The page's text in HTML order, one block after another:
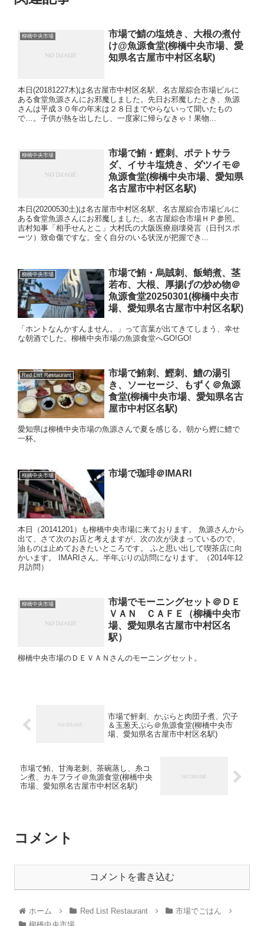
柳橋中央市場
市場で鯖の塩焼き、大根の煮付
け@魚源食堂(柳橋中央市場、愛
知県名古屋市中村区名駅)
本日(20181227木)は名古屋市中村区名駅、名古屋綜合市場ビルに
ある食堂魚源さんにお邪魔しました。先日お邪魔したとき、魚源
さんは平成３０年の年末は２８日までやらないって聞いたもの
で…。子供が熱を出したし、一度家に帰らなきゃ！果物...
柳橋中央市場
市場で鮪・鰹刺、ポテトサラ
ダ、イサキ塩焼き、ダツイモ＠
魚源食堂(柳橋中央市場、愛知県
名古屋市中村区名駅)
本日(20200530土)は名古屋市中村区名駅、名古屋綜合市場ビルに
ある食堂魚源さんにお邪魔しました。名古屋綜合市場ＨＰ参照。
吉村知事「相手せんとこ」大村氏の大阪医療崩壊発言（日刊スポ
ーツ）致命傷ですな。全く自分のいる状況が把握でき...
柳橋中央市場
市場で鮪・烏賊刺、飯蛸煮、茎
若布、大根、厚揚げの炒め物＠
魚源食堂20250301(柳橋中央市
場、愛知県名古屋市中村区名駅)
「ホントなんかすんません。」って言葉が出てきてしまう、幸せ
な朝酒でした。柳橋中央市場の魚源食堂へGO!GO!
Red List Restaurant
市場で鮪刺、鰹刺、鱧の湯引
き、ソーセージ、もずく＠魚源
食堂(柳橋中央市場、愛知県名古
屋市中村区名駅)
愛知県は柳橋中央市場の魚源さんで夏を感じる。朝から鰹に鱧で
一杯。
柳橋中央市場 市場で珈琲＠IMARI
本日（20141201）も柳橋中央市場に来ております。 魚源さんから
出て、さて次のお店と考えますが、次の次が決まっているので、
油ものは止めておきたいところです。 ふと思い出して喫茶店に向
かいます。 IMARIさん。半年ぶりの訪問になります。（2014年12
月訪問）
柳橋中央市場
市場でモーニングセット＠ＤＥ
ＶＡＮ ＣＡＦＥ（柳橋中央市
場、愛知県名古屋市中村区名
駅）
柳橋中央市場のＤＥＶＡＮさんのモーニングセット。
市場で鮃刺、かぶらと肉団子煮、穴子
＆玉葱天ぷら＠魚源食堂(柳橋中央市
場、愛知県名古屋市中村区名駅)
市場で鮪、甘海老刺、茶碗蒸し、糸コ
ン煮、カキフライ＠魚源食堂(柳橋中央
市場、愛知県名古屋市中村区名駅)
コメント
コメントを書き込む
ホーム Red List Restaurant
市場でごはん